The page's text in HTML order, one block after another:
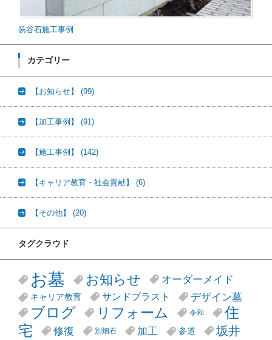
笏谷石施工事例
カテゴリー
【お知らせ】 (99)
【加工事例】 (91)
【施工事例】 (142)
【キャリア教育・社会貢献】 (6)
【その他】 (20)
タグクラウド
お墓 お知らせ オーダーメイド
キャリア教育 サンドブラスト デザイン墓
ブログ リフォーム 令和
住
宅
修復 別畑石 加工 参道
坂井